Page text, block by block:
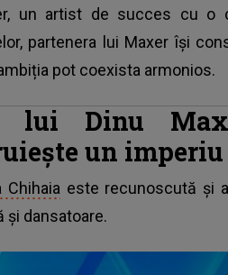
un artist de succes cu o
partenera lui Maxer își
pot coexista armonios.
lui Dinu
un
Chihaia este recunoscută și
și dansatoare.